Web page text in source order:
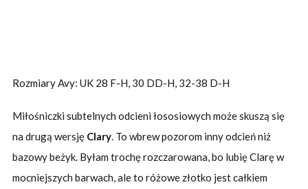
Rozmiary Avy: UK 28 F-H, 30 DD-H, 32-38 D-H
Miłośniczki subtelnych odcieni łososiowych może skuszą się
na drugą wersję Clary. To wbrew pozorom inny odcień niż
bazowy beżyk. Byłam trochę rozczarowana, bo lubię Clarę w
mocniejszych barwach, ale to różowe złotko jest całkiem